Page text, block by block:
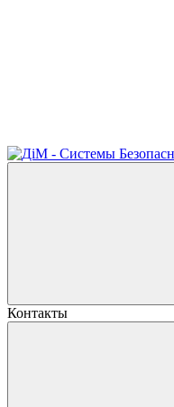
Контакты